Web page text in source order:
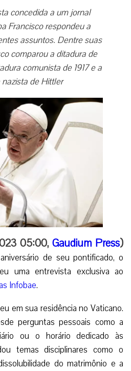
concedida a um jornal
Francisco respondeu a
assuntos. Dentre suas
comparou a ditadura de
comunista de 1917 e a
de Hittler
05:00,Gaudium Press)
de seu pontificado, o
uma entrevista exclusiva ao
Infobae.
em sua residência no Vaticano.
perguntas pessoais como a
ou o horário dedicado às
temas disciplinares como o
do matrimônio e a